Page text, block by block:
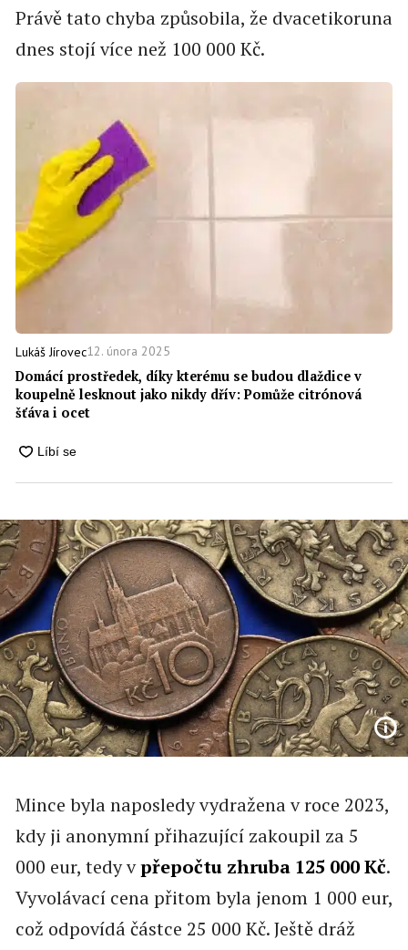
Právě tato chyba způsobila, že dvacetikoruna
dnes stojí více než 100 000 Kč.
Lukáš Jírovec12. února 2025
Domácí prostředek, díky kterému se budou dlaždice v
koupelně lesknout jako nikdy dřív: Pomůže citrónová
šťáva i ocet
Mince byla naposledy vydražena v roce 2023,
kdy ji anonymní přihazující zakoupil za 5
000 eur, tedy vpřepočtu zhruba 125 000 Kč.
Vyvolávací cena přitom byla jenom 1 000 eur,
což odpovídá částce 25 000 Kč. Ještě dráž